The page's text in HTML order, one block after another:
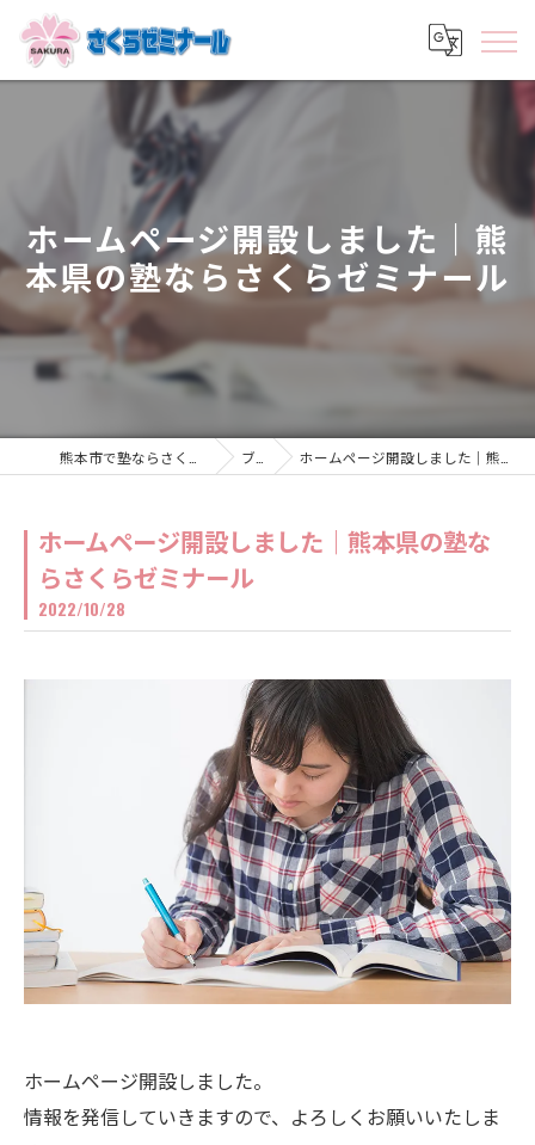
ホームページ開設しました｜熊
本県の塾ならさくらゼミナール
ブログ ホームページ開設しました｜熊本県の塾ならさくらゼミナール
ホームページ開設しました｜熊本県の塾な
らさくらゼミナール
2022/10/28
ホームページ開設しました。
情報を発信していきますので、よろしくお願いいたしま